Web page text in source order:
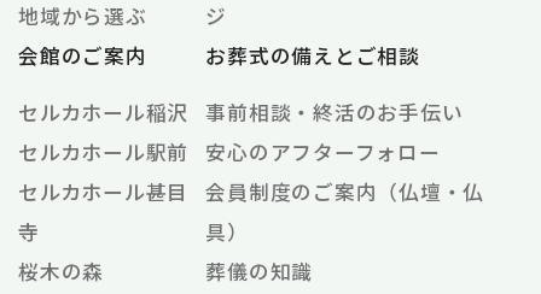
地域から選ぶ
会館のご案内
セルカホール稲沢
セルカホール駅前
セルカホール甚目
寺
桜木の森
ジ
お葬式の備えとご相談
事前相談・終活のお手伝い
安心のアフターフォロー
会員制度のご案内（仏壇・仏
具）
葬儀の知識